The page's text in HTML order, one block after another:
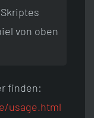
von oben
finden:
usage.html